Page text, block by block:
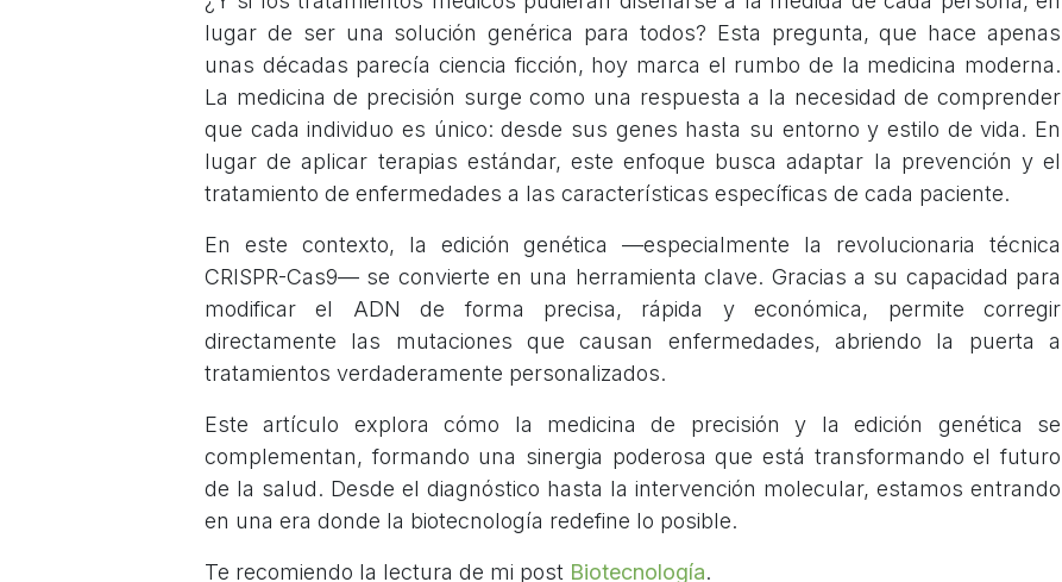
lugar de ser una solución genérica para todos? Esta pregunta, que hace apenas
unas décadas parecía ciencia ficción, hoy marca el rumbo de la medicina moderna.
La medicina de precisión surge como una respuesta a la necesidad de comprender
que cada individuo es único: desde sus genes hasta su entorno y estilo de vida. En
lugar de aplicar terapias estándar, este enfoque busca adaptar la prevención y el
tratamiento de enfermedades a las características específicas de cada paciente.
En este contexto, la edición genética —especialmente la revolucionaria técnica
CRISPR-Cas9— se convierte en una herramienta clave. Gracias a su capacidad para
modificar el ADN de forma precisa, rápida y económica, permite corregir
directamente las mutaciones que causan enfermedades, abriendo la puerta a
tratamientos verdaderamente personalizados.
Este artículo explora cómo la medicina de precisión y la edición genética se
complementan, formando una sinergia poderosa que está transformando el futuro
de la salud. Desde el diagnóstico hasta la intervención molecular, estamos entrando
en una era donde la biotecnología redefine lo posible.
Te recomiendo la lectura de mi post Biotecnología.